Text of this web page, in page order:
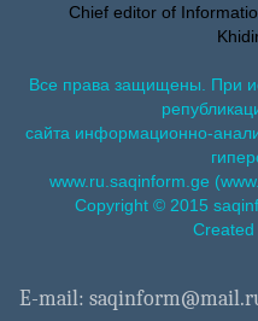
Chief editor of
Все права защищены. При
сайта информационно-
www.ru.saqinform.ge
Copyright © 2015
Created
E-mail: